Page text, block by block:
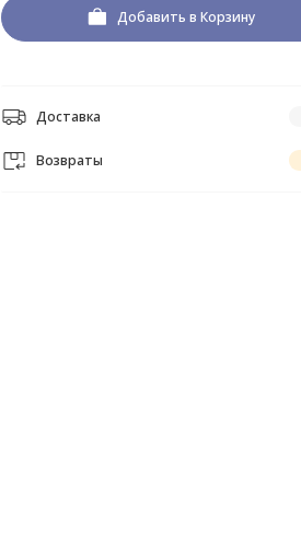
Добавить в Корзину
Доставка
Возвраты